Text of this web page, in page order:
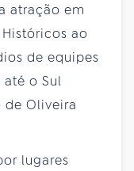
atração em
ao
de equipes
o Sul
de Oliveira
lugares